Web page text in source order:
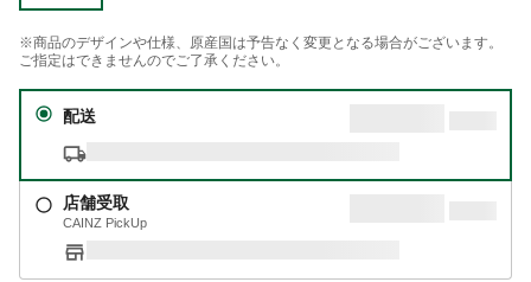
※商品のデザインや仕様、原産国は予告なく変更となる場合がございます。
ご指定はできませんのでご了承ください。
配送
店舗受取
CAINZ PickUp